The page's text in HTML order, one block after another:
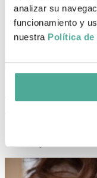
analizar su
funcionamiento y
nuestra Política de
Los 5 errores
una vivienda
vivienda puede ser la